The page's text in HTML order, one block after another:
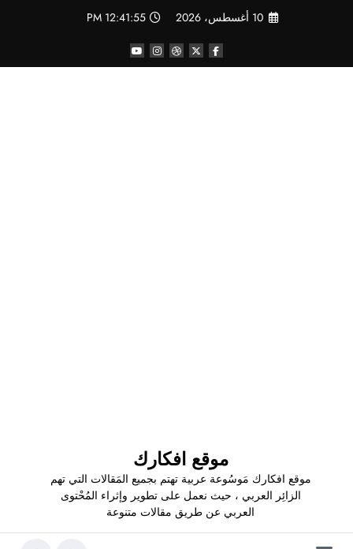
10 أغسطس، 2026 12:41:56 PM
موقع افكارك
موقع افكارك مَوسُوعة عربية تهتم بجميع المَقالات التي تهم
الزائِر العربي ، حيث نعمل على تطوير وإثراء المُحْتوى
العربي عن طريق مقالات متنوعة